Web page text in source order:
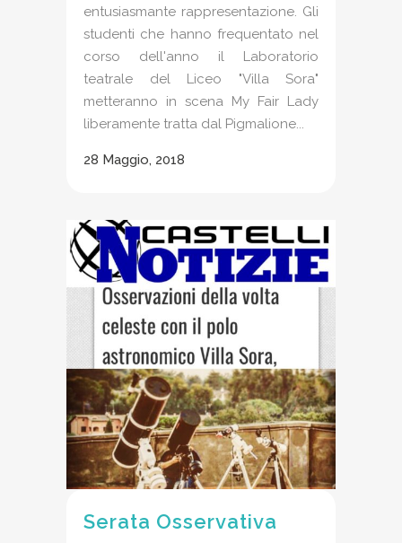
entusiasmante rappresentazione. Gli
studenti che hanno frequentato nel
corso dell'anno il Laboratorio
teatrale del Liceo "Villa Sora"
metteranno in scena My Fair Lady
liberamente tratta dal Pigmalione...
28 Maggio, 2018
Serata Osservativa